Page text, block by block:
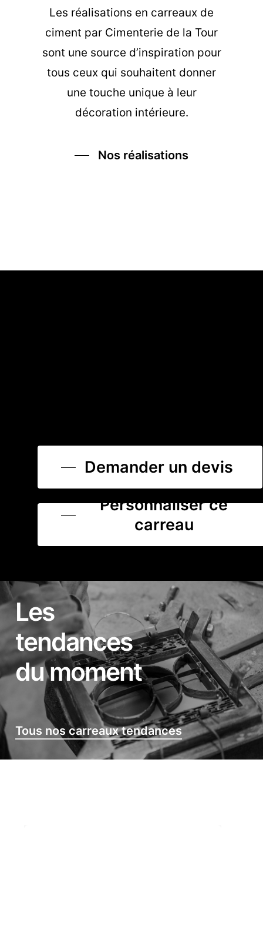
Les réalisations en carreaux de
ciment par Cimenterie de la Tour
sont une source d’inspiration pour
tous ceux qui souhaitent donner
une touche unique à leur
décoration intérieure.
Nos réalisations
Demander un devis
Personnaliser ce
carreau
Les
tendances
du moment
Tous nos carreaux tendances